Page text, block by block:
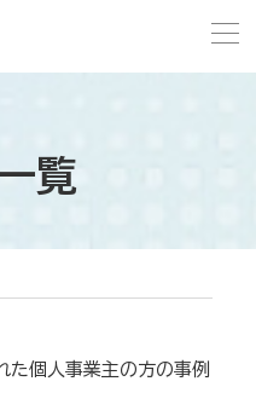
覧
個人事業主の方の事例